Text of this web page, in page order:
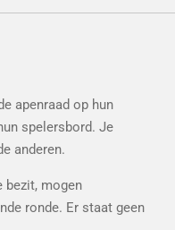
apenraad op hun
spelersbord. Je
anderen.
bezit, mogen
ronde. Er staat geen